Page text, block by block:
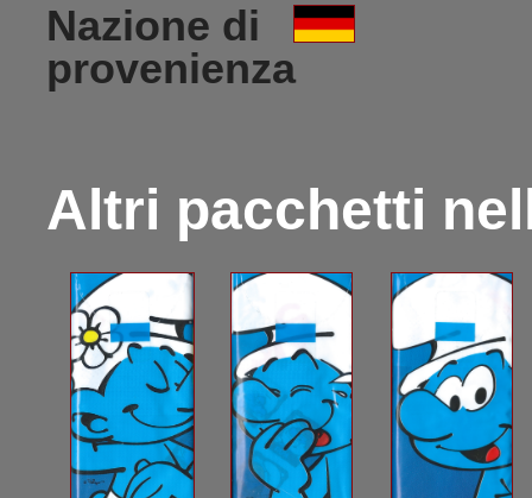
Nazione di
provenienza
Altri pacchetti